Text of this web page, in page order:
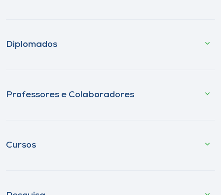
Diplomados
Professores e Colaboradores
Cursos